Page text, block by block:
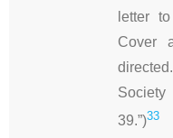
letter
Cover
39.”)33